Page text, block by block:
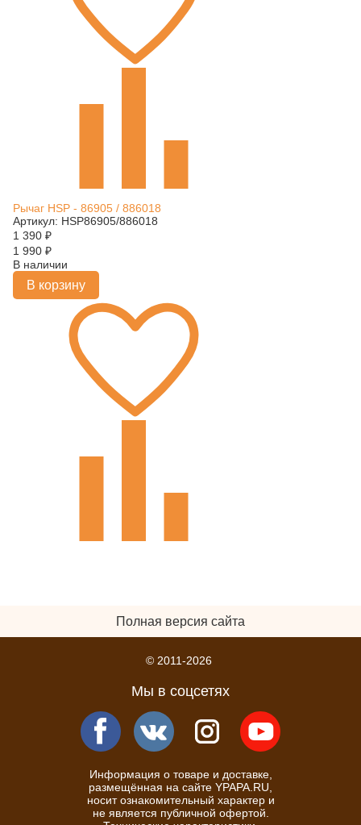
Рычаг HSP - 86905 / 886018
Артикул: HSP86905/886018
1 390 ₽
1 990 ₽
В наличии
В корзину
Полная версия сайта
© 2011-2026
Мы в соцсетях
Информация о товаре и доставке,
размещённая на сайте YPAPA.RU,
носит ознакомительный характер и
не является публичной офертой.